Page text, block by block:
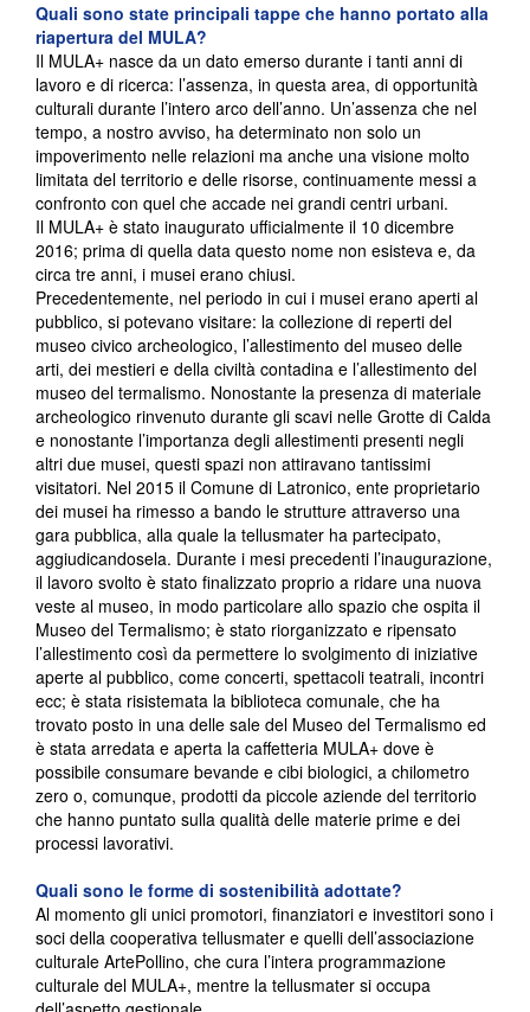
Quali sono state principali tappe che hanno portato alla
riapertura del MULA?
Il MULA+ nasce da un dato emerso durante i tanti anni di
lavoro e di ricerca: l’assenza, in questa area, di opportunità
culturali durante l’intero arco dell’anno. Un’assenza che nel
tempo, a nostro avviso, ha determinato non solo un
impoverimento nelle relazioni ma anche una visione molto
limitata del territorio e delle risorse, continuamente messi a
confronto con quel che accade nei grandi centri urbani.
Il MULA+ è stato inaugurato ufficialmente il 10 dicembre
2016; prima di quella data questo nome non esisteva e, da
circa tre anni, i musei erano chiusi.
Precedentemente, nel periodo in cui i musei erano aperti al
pubblico, si potevano visitare: la collezione di reperti del
museo civico archeologico, l’allestimento del museo delle
arti, dei mestieri e della civiltà contadina e l’allestimento del
museo del termalismo. Nonostante la presenza di materiale
archeologico rinvenuto durante gli scavi nelle Grotte di Calda
e nonostante l’importanza degli allestimenti presenti negli
altri due musei, questi spazi non attiravano tantissimi
visitatori. Nel 2015 il Comune di Latronico, ente proprietario
dei musei ha rimesso a bando le strutture attraverso una
gara pubblica, alla quale la tellusmater ha partecipato,
aggiudicandosela. Durante i mesi precedenti l’inaugurazione,
il lavoro svolto è stato finalizzato proprio a ridare una nuova
veste al museo, in modo particolare allo spazio che ospita il
Museo del Termalismo; è stato riorganizzato e ripensato
l’allestimento così da permettere lo svolgimento di iniziative
aperte al pubblico, come concerti, spettacoli teatrali, incontri
ecc; è stata risistemata la biblioteca comunale, che ha
trovato posto in una delle sale del Museo del Termalismo ed
è stata arredata e aperta la caffetteria MULA+ dove è
possibile consumare bevande e cibi biologici, a chilometro
zero o, comunque, prodotti da piccole aziende del territorio
che hanno puntato sulla qualità delle materie prime e dei
processi lavorativi.
Quali sono le forme di sostenibilità adottate?
Al momento gli unici promotori, finanziatori e investitori sono i
soci della cooperativa tellusmater e quelli dell’associazione
culturale ArtePollino, che cura l’intera programmazione
culturale del MULA+, mentre la tellusmater si occupa